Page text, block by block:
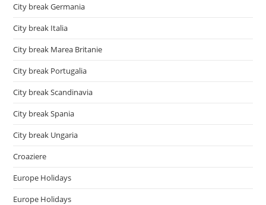
City break Germania
City break Italia
City break Marea Britanie
City break Portugalia
City break Scandinavia
City break Spania
City break Ungaria
Croaziere
Europe Holidays
Europe Holidays